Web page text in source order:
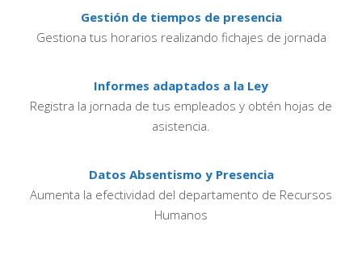
Gestión de tiempos de presencia
Gestiona tus horarios realizando fichajes de jornada
Informes adaptados a la Ley
Registra la jornada de tus empleados y obtén hojas de
asistencia.
Datos Absentismo y Presencia
Aumenta la efectividad del departamento de Recursos
Humanos